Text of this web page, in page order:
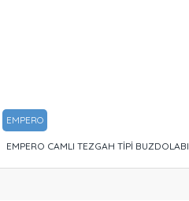
EMPERO
EMPERO CAMLI TEZGAH TİPİ BUZDOLABI